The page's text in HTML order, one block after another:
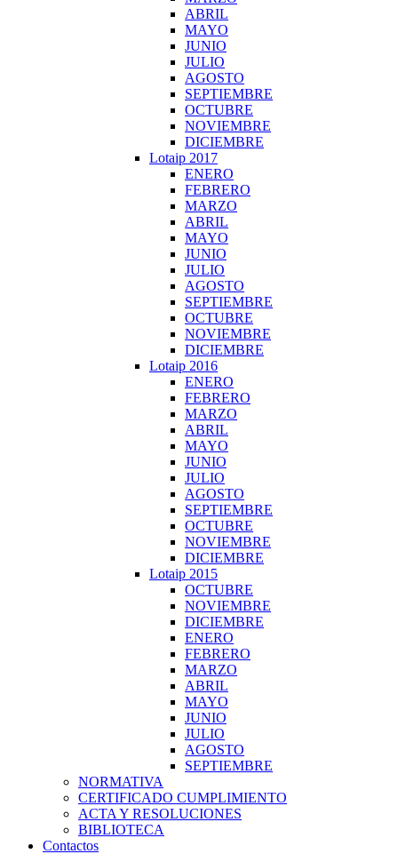
ABRIL
MAYO
JUNIO
JULIO
AGOSTO
SEPTIEMBRE
OCTUBRE
NOVIEMBRE
DICIEMBRE
Lotaip 2017
ENERO
FEBRERO
MARZO
ABRIL
MAYO
JUNIO
JULIO
AGOSTO
SEPTIEMBRE
OCTUBRE
NOVIEMBRE
DICIEMBRE
Lotaip 2016
ENERO
FEBRERO
MARZO
ABRIL
MAYO
JUNIO
JULIO
AGOSTO
SEPTIEMBRE
OCTUBRE
NOVIEMBRE
DICIEMBRE
Lotaip 2015
OCTUBRE
NOVIEMBRE
DICIEMBRE
ENERO
FEBRERO
MARZO
ABRIL
MAYO
JUNIO
JULIO
AGOSTO
SEPTIEMBRE
NORMATIVA
CERTIFICADO CUMPLIMIENTO
ACTA Y RESOLUCIONES
BIBLIOTECA
Contactos